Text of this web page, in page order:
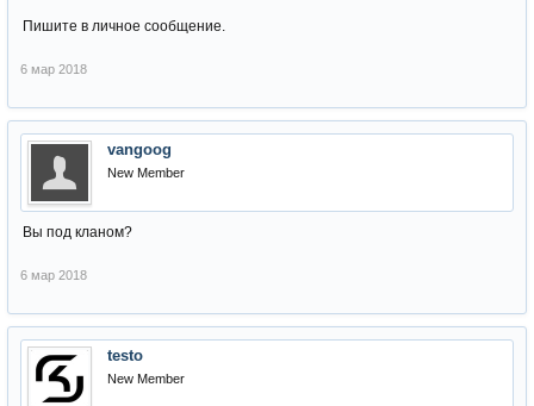
Пишите в личное сообщение.
6 мар 2018
vangoog
New Member
Вы под кланом?
6 мар 2018
testo
New Member